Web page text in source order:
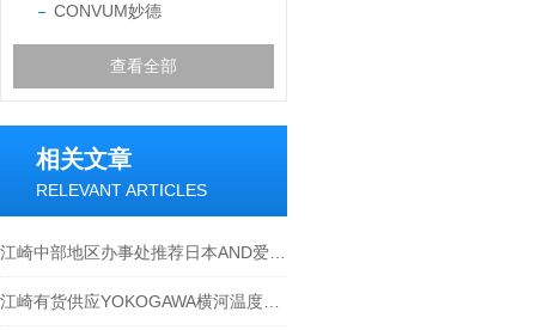
CONVUM妙德
查看全部
相关文章
RELEVANT ARTICLES